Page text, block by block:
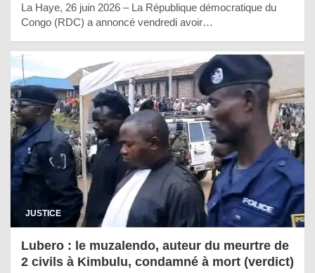
La Haye, 26 juin 2026 – La République démocratique du
Congo (RDC) a annoncé vendredi avoir…
JUSTICE
Lubero : le muzalendo, auteur du meurtre de
2 civils à Kimbulu, condamné à mort (verdict)